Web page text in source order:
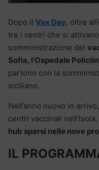
Dopo il Vax Day, oltre
tre i centri che si
somministrazione del
Sofia, l’Ospedale
partono con la
siciliano.
Nell’anno nuovo in
centri vaccinali nell’Isola.
hub sparsi nelle nove
IL